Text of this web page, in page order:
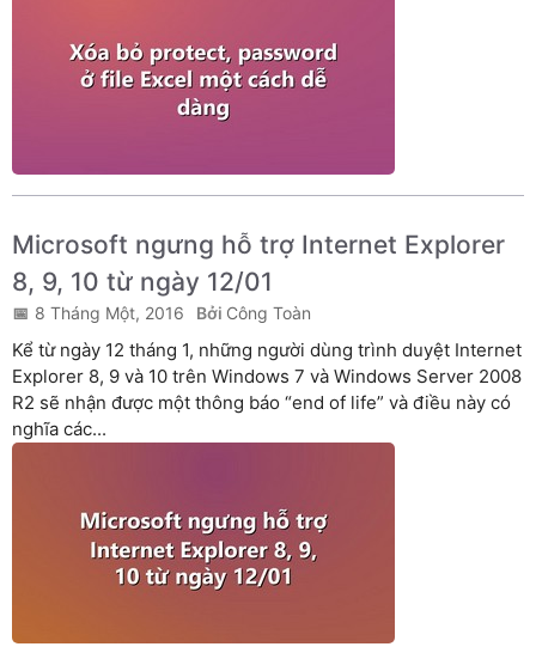
Microsoft ngưng hỗ trợ Internet Explorer
8, 9, 10 từ ngày 12/01
8 Tháng Một, 2016 Công Toàn
Kể từ ngày 12 tháng 1, những người dùng trình duyệt Internet
Explorer 8, 9 và 10 trên Windows 7 và Windows Server 2008
R2 sẽ nhận được một thông báo “end of life” và điều này có
nghĩa các...